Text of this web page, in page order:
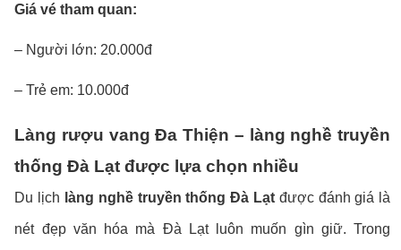
Giá vé tham quan:
– Người lớn: 20.000đ
– Trẻ em: 10.000đ
Làng rượu vang Đa Thiện – làng nghề truyền
thống Đà Lạt được lựa chọn nhiều
Du lịch làng nghề truyền thống Đà Lạtđược đánh giá là
nét đẹp văn hóa mà Đà Lạt luôn muốn gìn giữ. Trong